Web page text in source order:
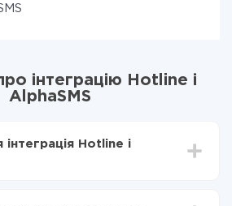
інтеграцію Hotline і
AlphaSMS
інтеграція Hotline і